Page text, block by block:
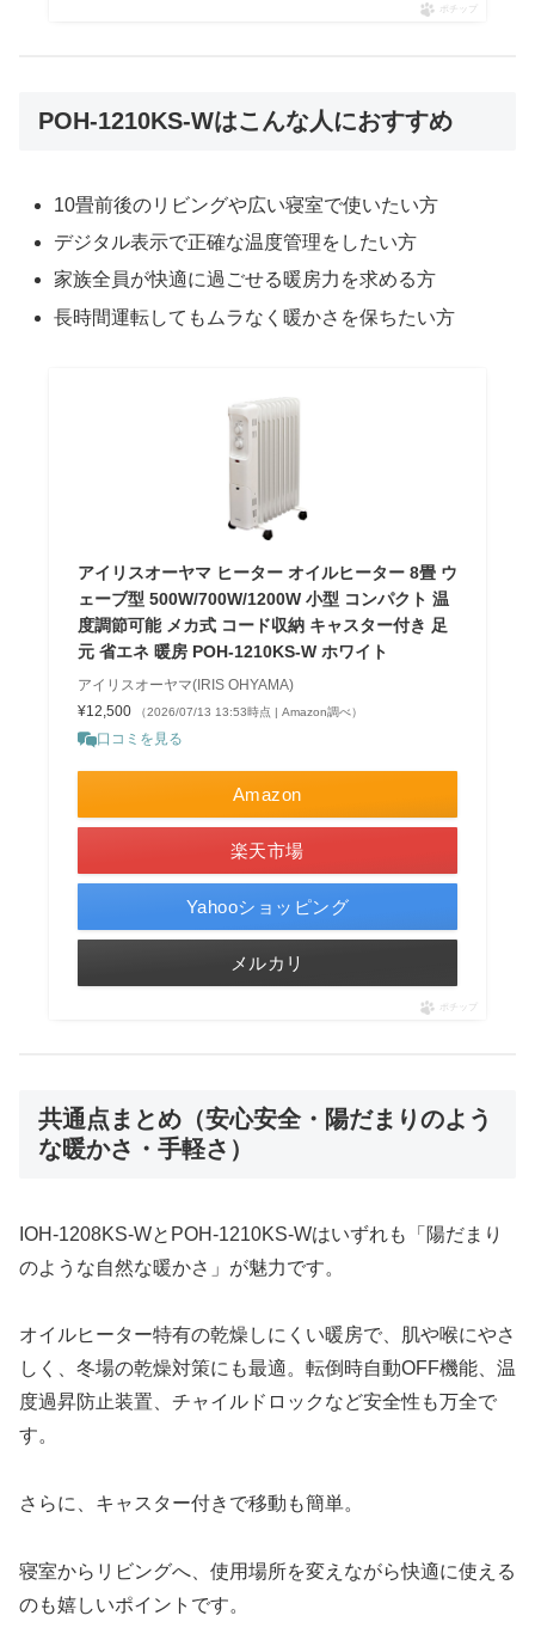
ポチップ
POH-1210KS-Wはこんな人におすすめ
10畳前後のリビングや広い寝室で使いたい方
デジタル表示で正確な温度管理をしたい方
家族全員が快適に過ごせる暖房力を求める方
長時間運転してもムラなく暖かさを保ちたい方
アイリスオーヤマ ヒーター オイルヒーター 8畳 ウ
ェーブ型 500W/700W/1200W 小型 コンパクト 温
度調節可能 メカ式 コード収納 キャスター付き 足
元 省エネ 暖房 POH-1210KS-W ホワイト
アイリスオーヤマ(IRIS OHYAMA)
¥12,500
（2026/07/13 13:53時点 | Amazon調べ）
口コミを見る
Amazon
楽天市場
Yahooショッピング
メルカリ
ポチップ
共通点まとめ（安心安全・陽だまりのよう
な暖かさ・手軽さ）
IOH-1208KS-WとPOH-1210KS-Wはいずれも「陽だまり
のような自然な暖かさ」が魅力です。
オイルヒーター特有の乾燥しにくい暖房で、肌や喉にやさ
しく、冬場の乾燥対策にも最適。転倒時自動OFF機能、温
度過昇防止装置、チャイルドロックなど安全性も万全で
す。
さらに、キャスター付きで移動も簡単。
寝室からリビングへ、使用場所を変えながら快適に使える
のも嬉しいポイントです。